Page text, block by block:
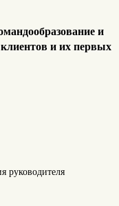
и
и их первых
руководителя